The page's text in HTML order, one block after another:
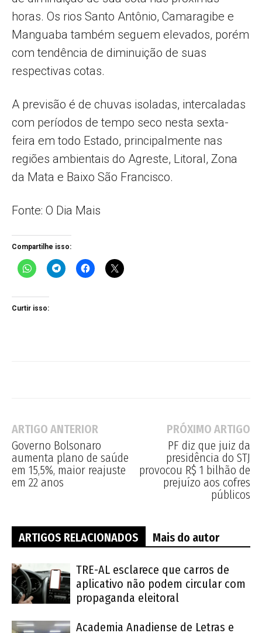
horas. Os rios Santo Antônio, Camaragibe e
Manguaba também seguem elevados, porém
com tendência de diminuição de suas
respectivas cotas.
A previsão é de chuvas isoladas, intercaladas
com períodos de tempo seco nesta sexta-
feira em todo Estado, principalmente nas
regiões ambientais do Agreste, Litoral, Zona
da Mata e Baixo São Francisco.
Fonte: O Dia Mais
Compartilhe isso:
Curtir isso:
ARTIGO ANTERIOR
Governo Bolsonaro
aumenta plano de saúde
em 15,5%, maior reajuste
em 22 anos
PRÓXIMO ARTIGO
PF diz que juiz da
presidência do STJ
provocou R$ 1 bilhão de
prejuízo aos cofres
públicos
ARTIGOS RELACIONADOS Mais do autor
TRE-AL esclarece que carros de
aplicativo não podem circular com
propaganda eleitoral
Academia Anadiense de Letras e